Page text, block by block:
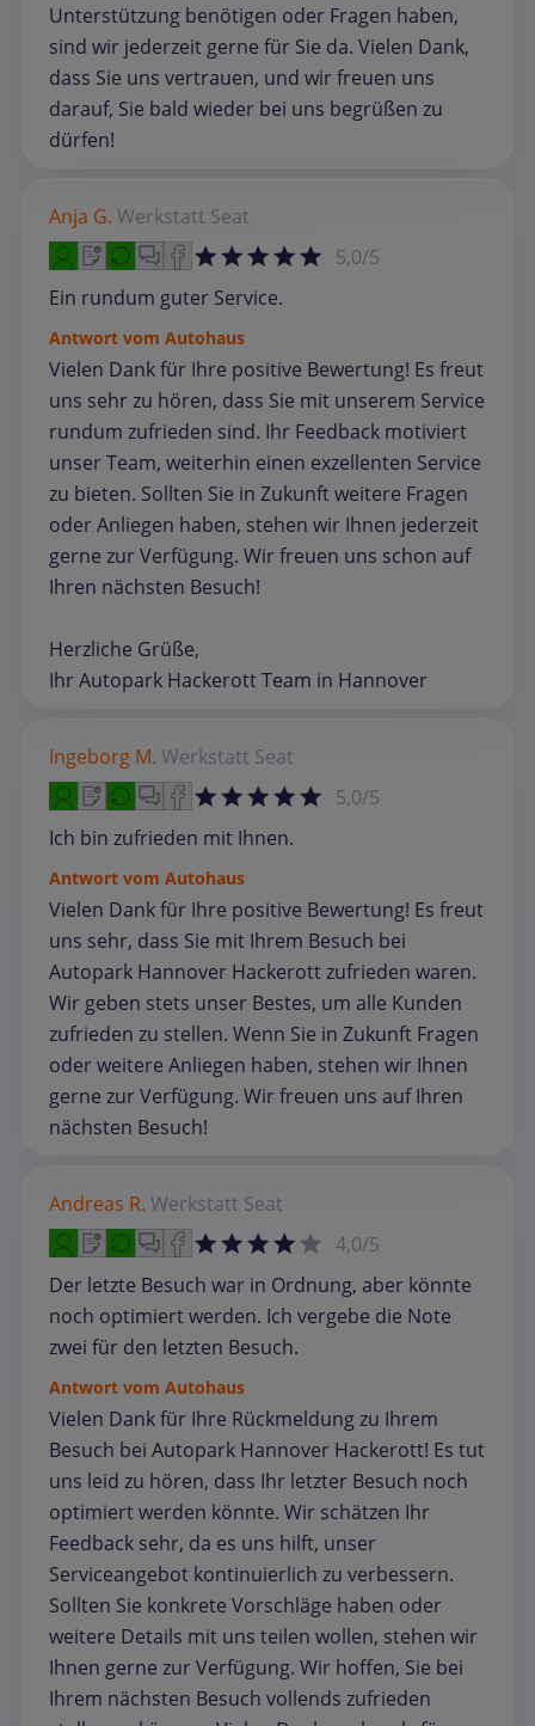
Unterstützung benötigen oder Fragen haben,
sind wir jederzeit gerne für Sie da. Vielen Dank,
dass Sie uns vertrauen, und wir freuen uns
darauf, Sie bald wieder bei uns begrüßen zu
dürfen!
Anja G. Werkstatt Seat
5,0/5
Ein rundum guter Service.
Antwort vom Autohaus
Vielen Dank für Ihre positive Bewertung! Es freut
uns sehr zu hören, dass Sie mit unserem Service
rundum zufrieden sind. Ihr Feedback motiviert
unser Team, weiterhin einen exzellenten Service
zu bieten. Sollten Sie in Zukunft weitere Fragen
oder Anliegen haben, stehen wir Ihnen jederzeit
gerne zur Verfügung. Wir freuen uns schon auf
Ihren nächsten Besuch!
Herzliche Grüße,
Ihr Autopark Hackerott Team in Hannover
Ingeborg M. Werkstatt Seat
5,0/5
Ich bin zufrieden mit Ihnen.
Antwort vom Autohaus
Vielen Dank für Ihre positive Bewertung! Es freut
uns sehr, dass Sie mit Ihrem Besuch bei
Autopark Hannover Hackerott zufrieden waren.
Wir geben stets unser Bestes, um alle Kunden
zufrieden zu stellen. Wenn Sie in Zukunft Fragen
oder weitere Anliegen haben, stehen wir Ihnen
gerne zur Verfügung. Wir freuen uns auf Ihren
nächsten Besuch!
Andreas R. Werkstatt Seat
4,0/5
Der letzte Besuch war in Ordnung, aber könnte
noch optimiert werden. Ich vergebe die Note
zwei für den letzten Besuch.
Antwort vom Autohaus
Vielen Dank für Ihre Rückmeldung zu Ihrem
Besuch bei Autopark Hannover Hackerott! Es tut
uns leid zu hören, dass Ihr letzter Besuch noch
optimiert werden könnte. Wir schätzen Ihr
Feedback sehr, da es uns hilft, unser
Serviceangebot kontinuierlich zu verbessern.
Sollten Sie konkrete Vorschläge haben oder
weitere Details mit uns teilen wollen, stehen wir
Ihnen gerne zur Verfügung. Wir hoffen, Sie bei
Ihrem nächsten Besuch vollends zufrieden